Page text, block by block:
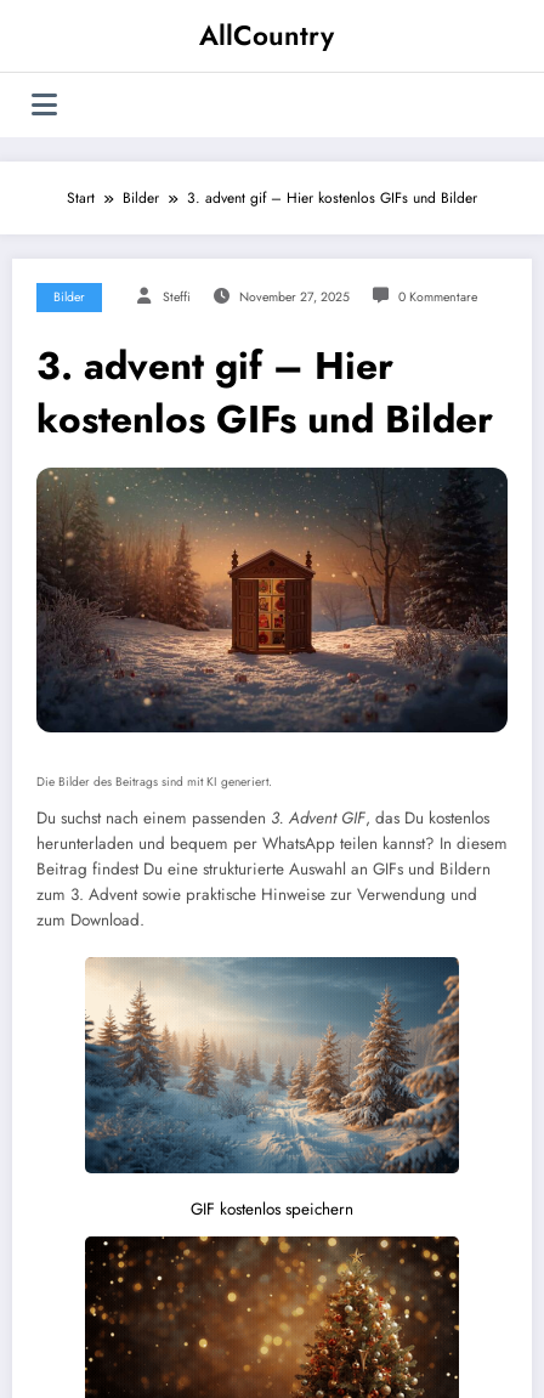
AllCountry
Start Bilder 3. advent gif – Hier kostenlos GIFs und Bilder
Bilder Steffi November 27, 2025 0 Kommentare
3. advent gif – Hier
kostenlos GIFs und Bilder
Die Bilder des Beitrags sind mit KI generiert.
Du suchst nach einem passenden 3. Advent GIF, das Du kostenlos
herunterladen und bequem per WhatsApp teilen kannst? In diesem
Beitrag findest Du eine strukturierte Auswahl an GIFs und Bildern
zum 3. Advent sowie praktische Hinweise zur Verwendung und
zum Download.
GIF kostenlos speichern